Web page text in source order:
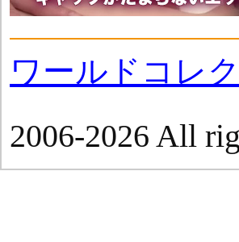
ワールドコレ
2006-2026 All